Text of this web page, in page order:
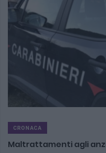
CRONACA
Maltrattamenti agli